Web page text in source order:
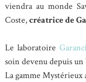
viendra au monde
Coste,créatrice de
Le laboratoire
soin devenu depuis un
La gamme